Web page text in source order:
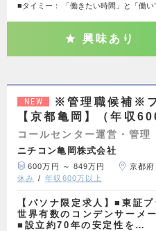
■タイミー： 「働きたい時間」と「働
興味あり
NEW
※管理職候補※
【京都亀岡】（年収
コールセンター運営・管理
ニチコン亀岡株式会社
600万円 ～ 849万円 京都府
休み
年収600万以上
【パソナ限定求人】■東証
世界有数のコンデンサーメ
■設立約70年の安定性を…